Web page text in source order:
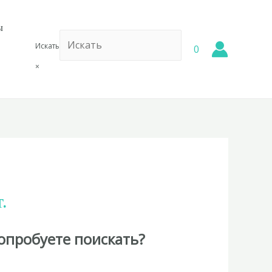
Искать
×
0
поискать?